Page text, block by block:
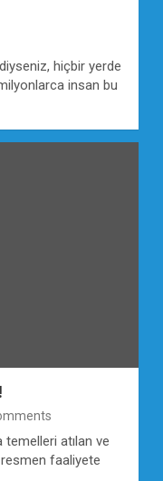
hiçbir yerde
insan bu
temelleri atılan ve
resmen faaliyete